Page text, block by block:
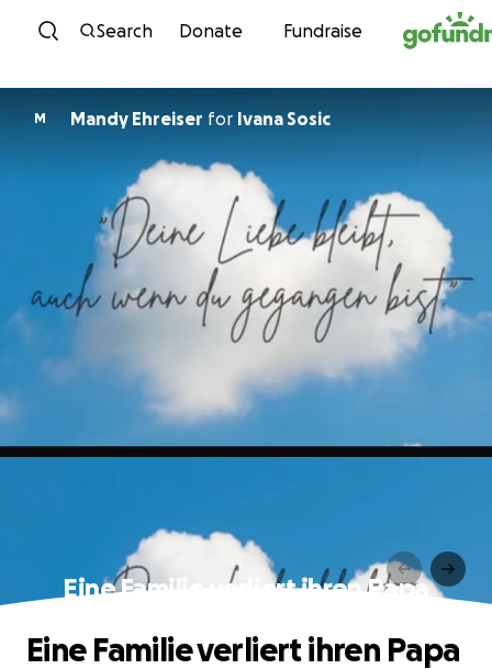
Skip to content
Search Donate Fundraise
M Mandy Ehreiser for Ivana Sosic
Eine Familie verliert ihren Papa
Eine Familie verliert ihren Papa